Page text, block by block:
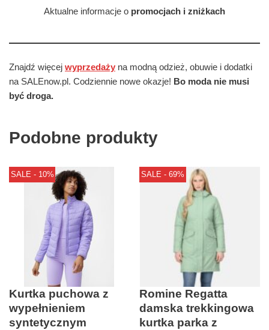
Aktualne informacje o promocjach i zniżkach
Znajdź więcej wyprzedaży na modną odzież, obuwie i dodatki
na SALEnow.pl. Codziennie nowe okazje! Bo moda nie musi
być droga.
Podobne produkty
SALE - 10%
Kurtka puchowa z
wypełnieniem
syntetycznym
SALE - 69%
Romine Regatta
damska trekkingowa
kurtka parka z